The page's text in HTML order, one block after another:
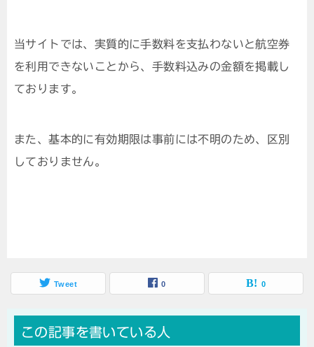
当サイトでは、実質的に手数料を支払わないと航空券
を利用できないことから、手数料込みの金額を掲載し
ております。
また、基本的に有効期限は事前には不明のため、区別
しておりません。
Tweet 0 0
この記事を書いている人